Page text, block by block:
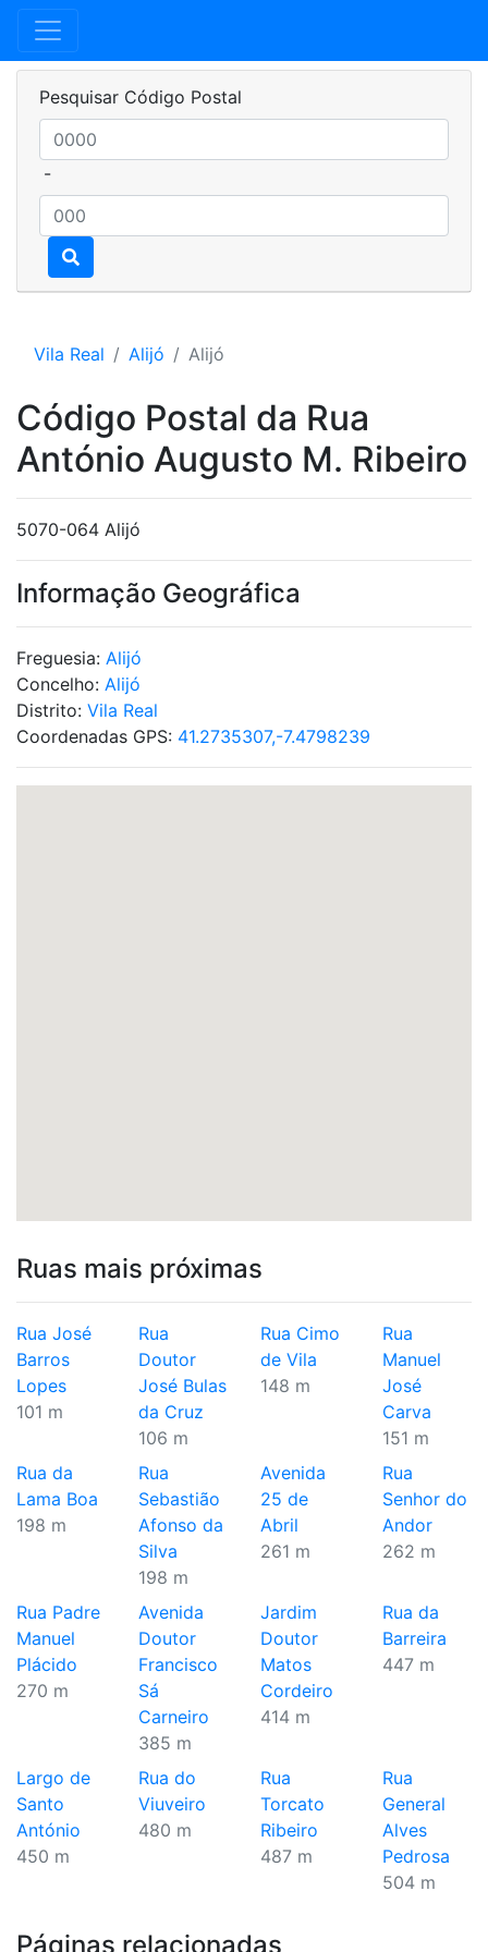
Pesquisar Código Postal
-
Vila Real Alijó Alijó
Código Postal da Rua
António Augusto M. Ribeiro
5070-064 Alijó
Informação Geográfica
Freguesia: Alijó
Concelho: Alijó
Distrito: Vila Real
Coordenadas GPS: 41.2735307,-7.4798239
Ruas mais próximas
Rua José
Barros
Lopes
101 m
Rua
Doutor
José Bulas
da Cruz
106 m
Rua Cimo
de Vila
148 m
Rua
Manuel
José
Carva
151 m
Rua da
Lama Boa
198 m
Rua
Sebastião
Afonso da
Silva
198 m
Avenida
25 de
Abril
261 m
Rua
Senhor do
Andor
262 m
Rua Padre
Manuel
Plácido
270 m
Avenida
Doutor
Francisco
Sá
Carneiro
385 m
Jardim
Doutor
Matos
Cordeiro
414 m
Rua da
Barreira
447 m
Largo de
Santo
António
450 m
Rua do
Viuveiro
480 m
Rua
Torcato
Ribeiro
487 m
Rua
General
Alves
Pedrosa
504 m
Páginas relacionadas